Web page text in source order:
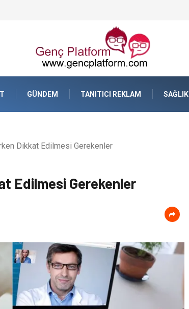
GÜNDEM TANITICI REKLAM SAĞLIK
Dikkat Edilmesi Gerekenler
Edilmesi Gerekenler